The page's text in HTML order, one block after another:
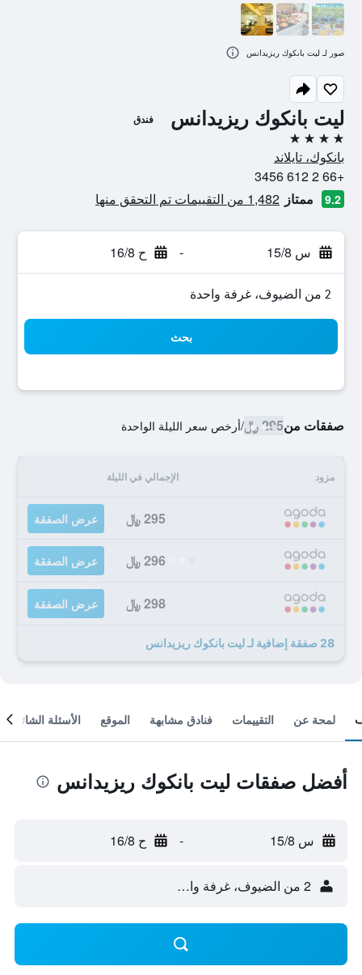
ليت بانكوك ريزيدانس فندق
4 نجوم
بانكوك، تايلاند
+66 2 612 3456
9.2 ممتاز 1,482 من التقييمات تم التحقق منها
س 15/8 - ح 16/8
2 من الضيوف، غرفة واحدة
بحث
صفقات من295 ﷼ /أرخص سعر الليلة الواحدة
مزود الإجمالي في الليلة
295 ﷼ عرض الصفقة
296 ﷼ عرض الصفقة
298 ﷼ عرض الصفقة
28 صفقة إضافية لـ ليت بانكوك ريزيدانس
صور لـ ليت بانكوك ريزيدانس
لمحة عن التقييمات فنادق مشابهة الموقع الأسئلة الشائعة
أفضل صفقات ليت بانكوك ريزيدانس
س 15/8 - ح 16/8
2 من الضيوف، غرفة واحدة